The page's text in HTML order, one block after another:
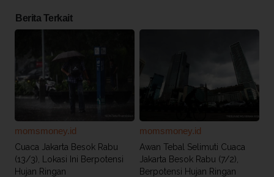
Berita Terkait
momsmoney.id
Cuaca Jakarta Besok Rabu
(13/3), Lokasi Ini Berpotensi
Hujan Ringan
momsmoney.id
Awan Tebal Selimuti Cuaca
Jakarta Besok Rabu (7/2),
Berpotensi Hujan Ringan